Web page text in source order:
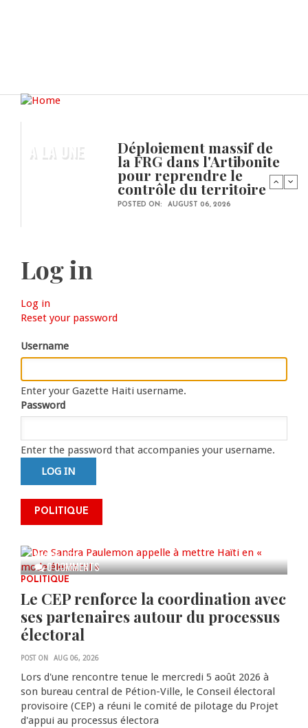
A LA UNE Déploiement massif de
la FRG dans l'Artibonite
pour reprendre le
contrôle du territoire
POSTED ON: AUGUST 06, 2026
Log in
Primary
tabs
Log in
tab)
Reset your password
Username
Enter your Gazette Haiti username.
Password
Enter the password that accompanies your username.
POLITIQUE
0 COMMENTS
Dre Sandra Paulemon appelle à
mettre Haïti en « mode électoral
» à travers une vaste campagne
AUG 06, 2026
POLITIQUE
Le CEP renforce la coordination avec
ses partenaires autour du processus
électoral
POST ON AUG 06, 2026
Lors d'une rencontre tenue le mercredi 5 août 2026 à
son bureau central de Pétion-Ville, le Conseil électoral
provisoire (CEP) a réuni le comité de pilotage du Projet
d'appui au processus électora